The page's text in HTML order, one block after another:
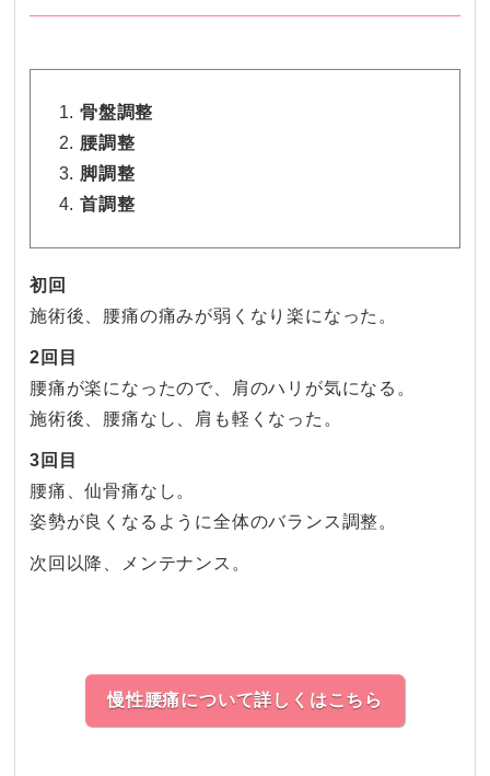
骨盤調整
腰調整
脚調整
首調整
初回
施術後、腰痛の痛みが弱くなり楽になった。
2回目
腰痛が楽になったので、肩のハリが気になる。
施術後、腰痛なし、肩も軽くなった。
3回目
腰痛、仙骨痛なし。
姿勢が良くなるように全体のバランス調整。
次回以降、メンテナンス。
慢性腰痛について詳しくはこちら